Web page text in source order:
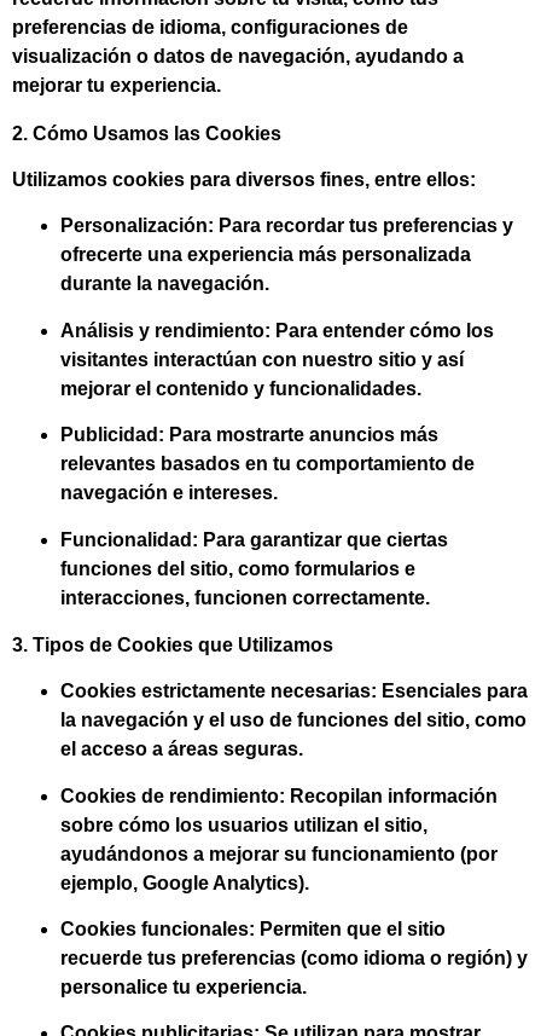
preferencias de idioma, configuraciones de
visualización o datos de navegación, ayudando a
mejorar tu experiencia.
2. Cómo Usamos las Cookies
Utilizamos cookies para diversos fines, entre ellos:
Personalización: Para recordar tus preferencias y
ofrecerte una experiencia más personalizada
durante la navegación.
Análisis y rendimiento: Para entender cómo los
visitantes interactúan con nuestro sitio y así
mejorar el contenido y funcionalidades.
Publicidad: Para mostrarte anuncios más
relevantes basados en tu comportamiento de
navegación e intereses.
Funcionalidad: Para garantizar que ciertas
funciones del sitio, como formularios e
interacciones, funcionen correctamente.
3. Tipos de Cookies que Utilizamos
Cookies estrictamente necesarias: Esenciales para
la navegación y el uso de funciones del sitio, como
el acceso a áreas seguras.
Cookies de rendimiento: Recopilan información
sobre cómo los usuarios utilizan el sitio,
ayudándonos a mejorar su funcionamiento (por
ejemplo, Google Analytics).
Cookies funcionales: Permiten que el sitio
recuerde tus preferencias (como idioma o región) y
personalice tu experiencia.